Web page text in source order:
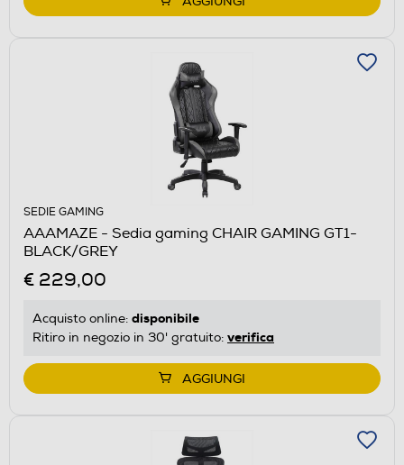
SEDIE GAMING
AAAMAZE - Sedia gaming CHAIR GAMING GT1-
BLACK/GREY
€ 229,00
Acquisto online: disponibile
Ritiro in negozio in 30' gratuito: verifica
AGGIUNGI